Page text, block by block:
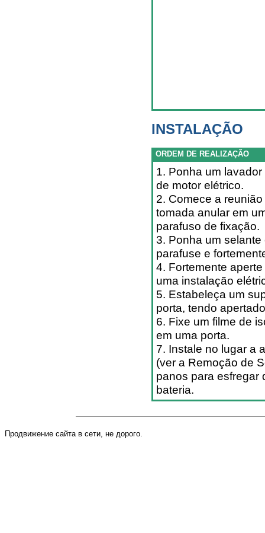
INSTALAÇÃO
ORDEM DE REALIZAÇÃO
1. Ponha um
de motor elétrico.
2. Comece a
tomada anular em
parafuso de fixação.
3. Ponha um
parafuse e
4. Fortemente
uma instalação
5. Estabeleça um
porta, tendo
6. Fixe um filme de
em uma porta.
7. Instale no lugar a
(ver a Remoção de
panos para esfregar
bateria.
Продвижение сайта в сети, не дорого.